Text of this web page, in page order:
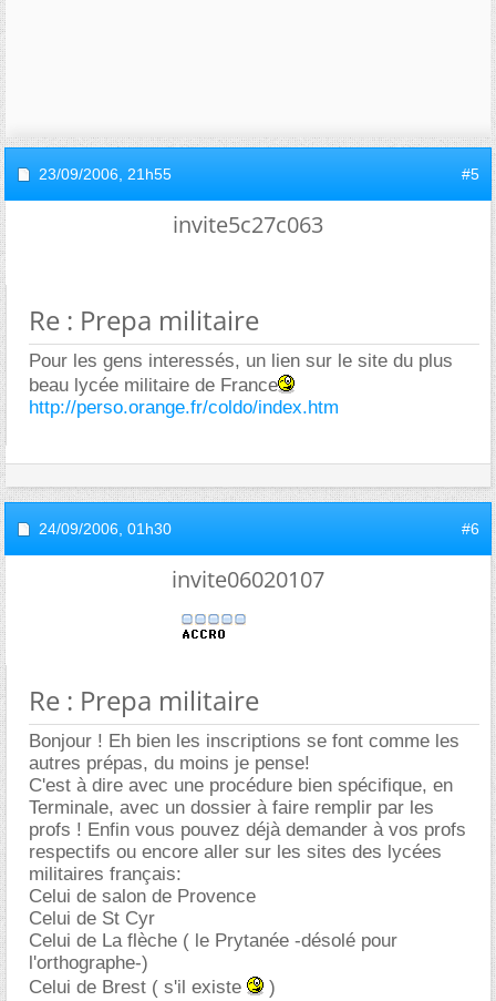
23/09/2006, 21h55 #5
invite5c27c063
Re : Prepa militaire
Pour les gens interessés, un lien sur le site du plus
beau lycée militaire de France
http://perso.orange.fr/coldo/index.htm
24/09/2006, 01h30 #6
invite06020107
Re : Prepa militaire
Bonjour ! Eh bien les inscriptions se font comme les
autres prépas, du moins je pense!
C'est à dire avec une procédure bien spécifique, en
Terminale, avec un dossier à faire remplir par les
profs ! Enfin vous pouvez déjà demander à vos profs
respectifs ou encore aller sur les sites des lycées
militaires français:
Celui de salon de Provence
Celui de St Cyr
Celui de La flèche ( le Prytanée -désolé pour
l'orthographe-)
Celui de Brest ( s'il existe
)